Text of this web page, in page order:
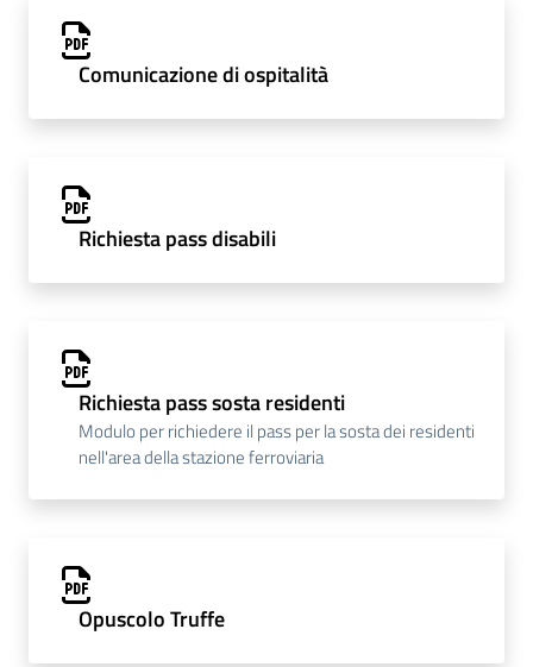
Comunicazione di ospitalità
Richiesta pass disabili
Richiesta pass sosta residenti
Modulo per richiedere il pass per la sosta dei residenti
nell'area della stazione ferroviaria
Opuscolo Truffe